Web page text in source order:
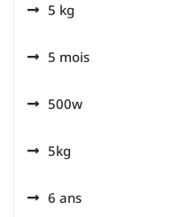
5 kg
5 mois
500w
5kg
6 ans